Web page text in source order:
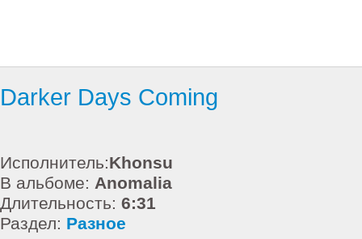
Darker Days Coming
Исполнитель:Khonsu
В альбоме: Anomalia
Длительность: 6:31
Раздел: Разное